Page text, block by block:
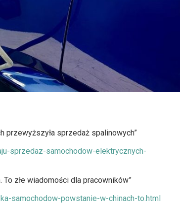
przewyższyła sprzedaż spalinowych”
sprzedaz-samochodow-elektrycznych-
złe wiadomości dla pracowników”
samochodow-powstanie-w-chinach-to.html